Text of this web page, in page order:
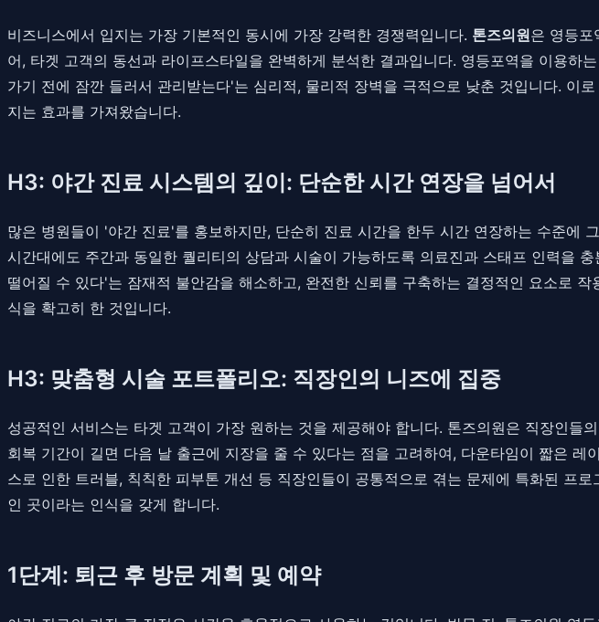
비즈니스에서 입지는 가장 기본적인 동시에 가장 강력한 경쟁력입니다. 톤즈의원은 영등포
어, 타겟 고객의 동선과 라이프스타일을 완벽하게 분석한 결과입니다. 영등포역을 이용
가기 전에 잠깐 들러서 관리받는다'는 심리적, 물리적 장벽을 극적으로 낮춘 것입니다. 이
지는 효과를 가져왔습니다.
H3: 야간 진료 시스템의 깊이: 단순한 시간 연장을 넘어서
많은 병원들이 '야간 진료'를 홍보하지만, 단순히 진료 시간을 한두 시간 연장하는 수준에
시간대에도 주간과 동일한 퀄리티의 상담과 시술이 가능하도록 의료진과 스태프 인력을
떨어질 수 있다'는 잠재적 불안감을 해소하고, 완전한 신뢰를 구축하는 결정적인 요소로
식을 확고히 한 것입니다.
H3: 맞춤형 시술 포트폴리오: 직장인의 니즈에 집중
성공적인 서비스는 타겟 고객이 가장 원하는 것을 제공해야 합니다. 톤즈의원은 직장인
회복 기간이 길면 다음 날 출근에 지장을 줄 수 있다는 점을 고려하여, 다운타임이 짧은
스로 인한 트러블, 칙칙한 피부톤 개선 등 직장인들이 공통적으로 겪는 문제에 특화된 프
인 곳이라는 인식을 갖게 합니다.
1단계: 퇴근 후 방문 계획 및 예약